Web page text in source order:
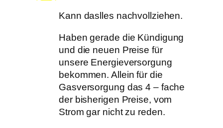
Kann daslles nachvollziehen.
Haben gerade die Kündigung
und die neuen Preise für
unsere Energieversorgung
bekommen. Allein für die
Gasversorgung das 4 – fache
der bisherigen Preise, vom
Strom gar nicht zu reden.